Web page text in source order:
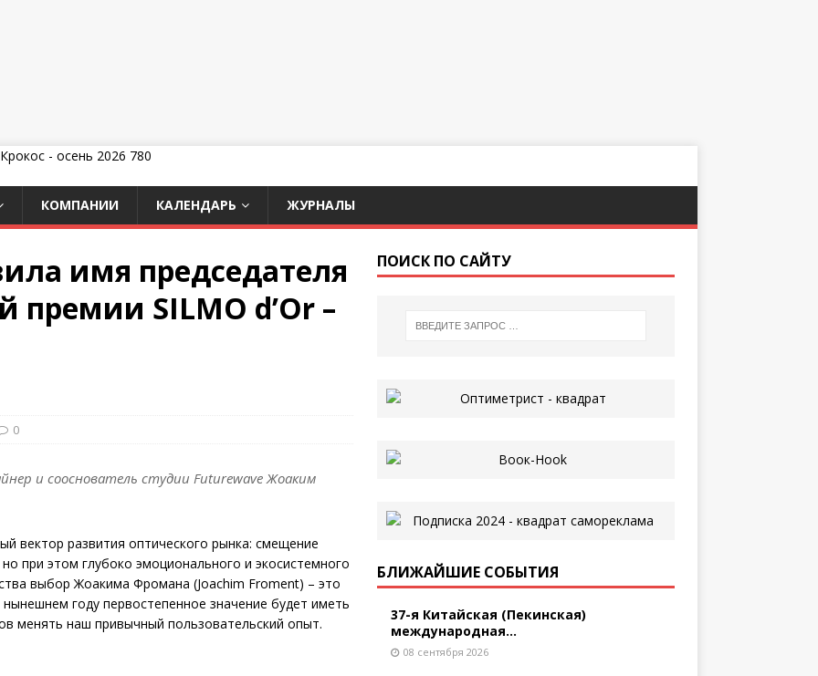
КОМПАНИИ КАЛЕНДАРЬ ЖУРНАЛЫ
имя председателя
SILMO d’Or –
0
и сооснователь студии Futurewave Жоаким
вектор развития оптического рынка: смещение
при этом глубоко эмоционального и экосистемного
выбор Жоакима Фромана (Joachim Froment) – это
году первостепенное значение будет иметь
менять наш привычный пользовательский опыт.
ПОИСК ПО САЙТУ
БЛИЖАЙШИЕ СОБЫТИЯ
37-я Китайская (Пекинская)
международная...
08 сентября 2026